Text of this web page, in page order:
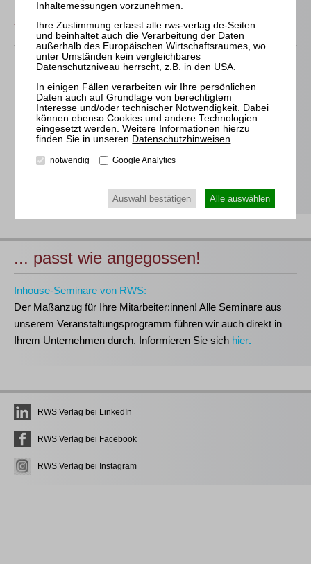
Das bieten Ihnen unsere
Veranstaltungen
Für alle Endgeräte kompatible und browserbasierte
Individuelle Assistenz bis zur Einwahl und Verbindung mit
unserem Online-Seminar
Hochwertige Unterlagen für die Teilnahme, ideal auch zum
späteren Nachschlagen
Erwerb des anerkanntenRWS-Zertifikats
Teilnahmebescheinigungen gemäßGOI, § 15 FAO und
... passt wie angegossen!
Inhouse-Seminare von RWS:
Der Maßanzug für Ihre Mitarbeiter:innen! Alle Seminare aus
unserem Veranstaltungsprogramm führen wir auch direkt in
Ihrem Unternehmen durch. Informieren Sie sich hier.
RWS Verlag bei LinkedIn
RWS Verlag bei Facebook
RWS Verlag bei Instagram
Datenschutzhinweisen
notwendig Google Analytics
Auswahl bestätigen Alle auswählen